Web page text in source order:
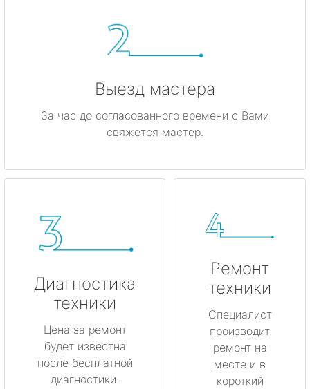
Выезд мастера
За час до согласованного времени с Вами
свяжется мастер.
Диагностика
техники
Цена за ремонт
будет известна
после бесплатной
диагностики.
Ремонт
техники
Специалист
производит
ремонт на
месте и в
короткий